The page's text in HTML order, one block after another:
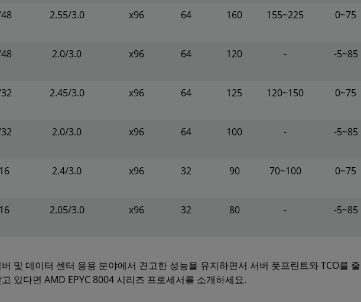
2.55/3.0 x96 64 160 155~225 0~75
2.0/3.0 x96 64 120 - -5~85
2.45/3.0 x96 64 125 120~150 0~75
2.0/3.0 x96 64 100 - -5~85
2.4/3.0 x96 32 90 70~100 0~75
2.05/3.0 x96 32 80 - -5~85
및 데이터 센터 응용 분야에서 견고한 성능을 유지하면서 서버 풋프린트와 TCO를
있다면 AMD EPYC 8004 시리즈 프로세서를 소개하세요.